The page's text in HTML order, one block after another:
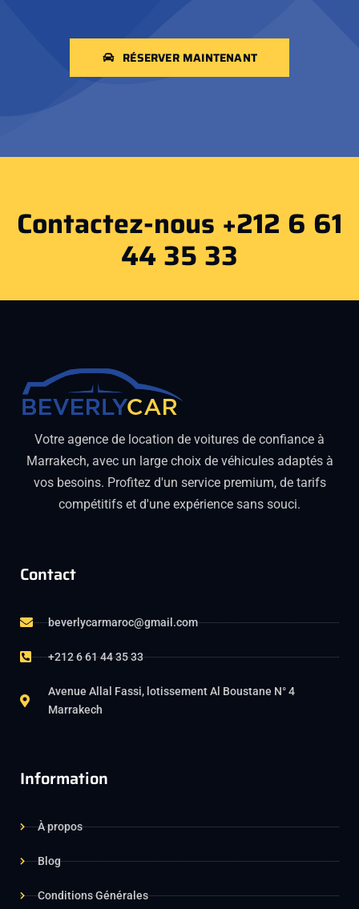
RÉSERVER MAINTENANT
Contactez-nous +212 6 61
44 35 33
Votre agence de location de voitures de confiance à
Marrakech, avec un large choix de véhicules adaptés à
vos besoins. Profitez d'un service premium, de tarifs
compétitifs et d'une expérience sans souci.
Contact
beverlycarmaroc@gmail.com
+212 6 61 44 35 33
Avenue Allal Fassi, lotissement Al Boustane N° 4
Marrakech
Information
À propos
Blog
Conditions Générales